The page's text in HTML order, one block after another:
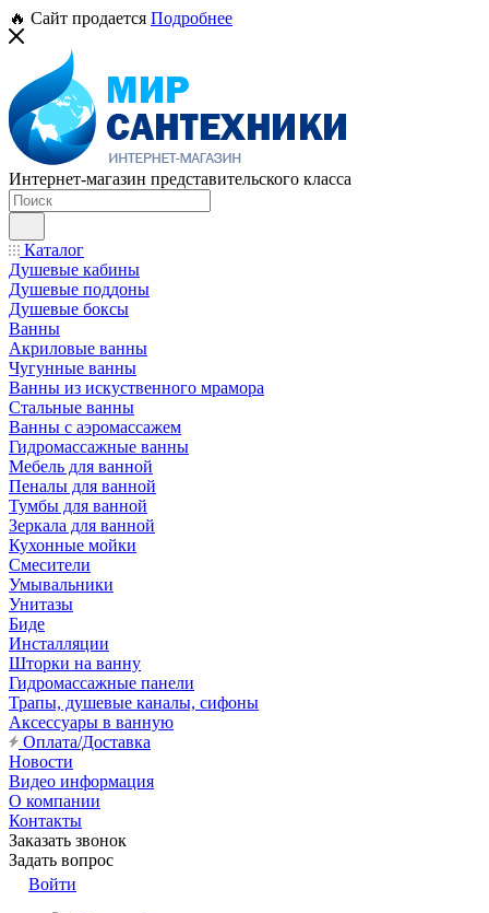
🔥 Сайт продается Подробнее
Интернет-магазин представительского класса
Каталог
Душевые кабины
Душевые поддоны
Душевые боксы
Ванны
Акриловые ванны
Чугунные ванны
Ванны из искуственного мрамора
Стальные ванны
Ванны с аэромассажем
Гидромассажные ванны
Мебель для ванной
Пеналы для ванной
Тумбы для ванной
Зеркала для ванной
Кухонные мойки
Смесители
Умывальники
Унитазы
Биде
Инсталляции
Шторки на ванну
Гидромассажные панели
Трапы, душевые каналы, сифоны
Аксессуары в ванную
Оплата/Доставка
Новости
Видео информация
О компании
Контакты
Заказать звонок
Задать вопрос
Войти